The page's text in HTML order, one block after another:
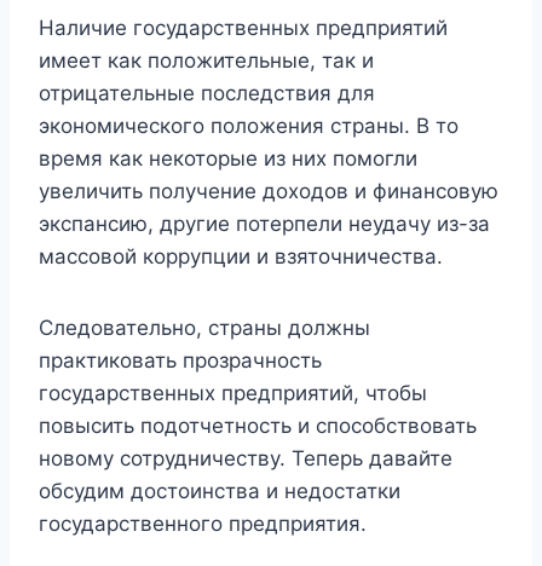
Наличие государственных предприятий
имеет как положительные, так и
отрицательные последствия для
экономического положения страны. В то
время как некоторые из них помогли
увеличить получение доходов и финансовую
экспансию, другие потерпели неудачу из-за
массовой коррупции и взяточничества.
Следовательно, страны должны
практиковать прозрачность
государственных предприятий, чтобы
повысить подотчетность и способствовать
новому сотрудничеству. Теперь давайте
обсудим достоинства и недостатки
государственного предприятия.